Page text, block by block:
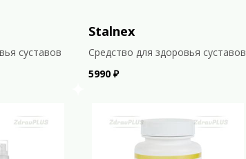
суставов
Stalnex
Средство для здоровья суставов
5990 ₽